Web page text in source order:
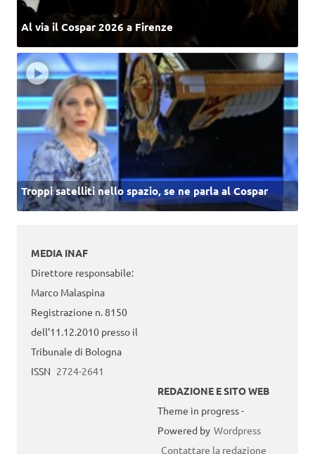
Al via il Cospar 2026 a Firenze
Troppi satelliti nello spazio, se ne parla al Cospar
MEDIA INAF
Direttore responsabile:
Marco Malaspina
Registrazione n. 8150
dell’11.12.2010 presso il
Tribunale di Bologna
ISSN 2724-2641
REDAZIONE E SITO WEB
Theme in progress -
Powered by Wordpress
Contattare la redazione